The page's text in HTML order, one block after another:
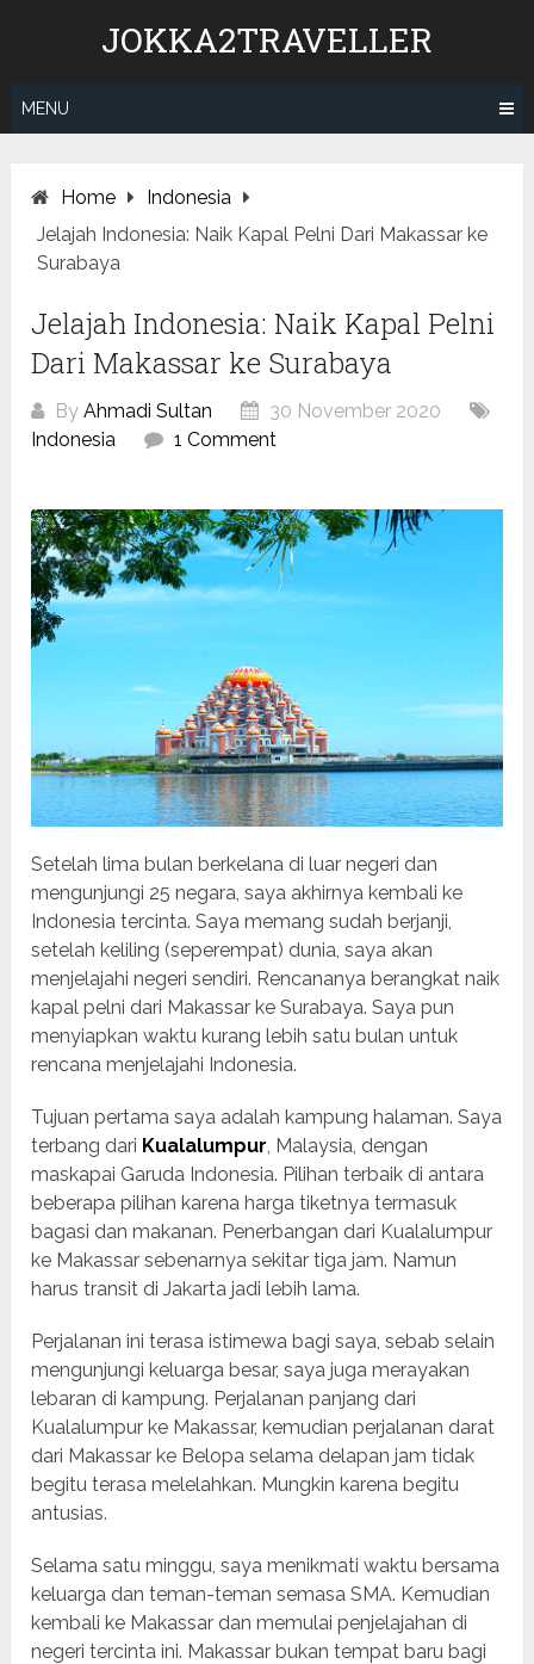
JOKKA2TRAVELLER
MENU
Home
Indonesia
Jelajah Indonesia: Naik Kapal Pelni Dari Makassar ke
Surabaya
Jelajah Indonesia: Naik Kapal Pelni
Dari Makassar ke Surabaya
ByAhmadi Sultan
30 November 2020
Indonesia
1 Comment
Setelah lima bulan berkelana di luar negeri dan
mengunjungi 25 negara, saya akhirnya kembali ke
Indonesia tercinta. Saya memang sudah berjanji,
setelah keliling (seperempat) dunia, saya akan
menjelajahi negeri sendiri. Rencananya berangkat naik
kapal pelni dari Makassar ke Surabaya. Saya pun
menyiapkan waktu kurang lebih satu bulan untuk
rencana menjelajahi Indonesia.
Tujuan pertama saya adalah kampung halaman. Saya
terbang dari Kualalumpur , Malaysia, dengan
maskapai Garuda Indonesia. Pilihan terbaik di antara
beberapa pilihan karena harga tiketnya termasuk
bagasi dan makanan. Penerbangan dari Kualalumpur
ke Makassar sebenarnya sekitar tiga jam. Namun
harus transit di Jakarta jadi lebih lama.
Perjalanan ini terasa istimewa bagi saya, sebab selain
mengunjungi keluarga besar, saya juga merayakan
lebaran di kampung. Perjalanan panjang dari
Kualalumpur ke Makassar, kemudian perjalanan darat
dari Makassar ke Belopa selama delapan jam tidak
begitu terasa melelahkan. Mungkin karena begitu
antusias.
Selama satu minggu, saya menikmati waktu bersama
keluarga dan teman-teman semasa SMA. Kemudian
kembali ke Makassar dan memulai penjelajahan di
negeri tercinta ini. Makassar bukan tempat baru bagi